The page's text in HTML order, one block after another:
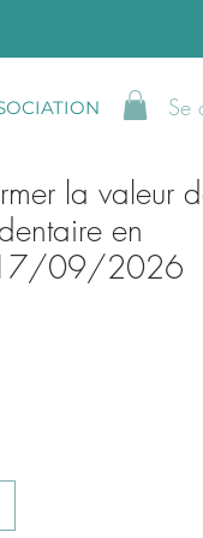
Se
la valeur
en
17/09/2026